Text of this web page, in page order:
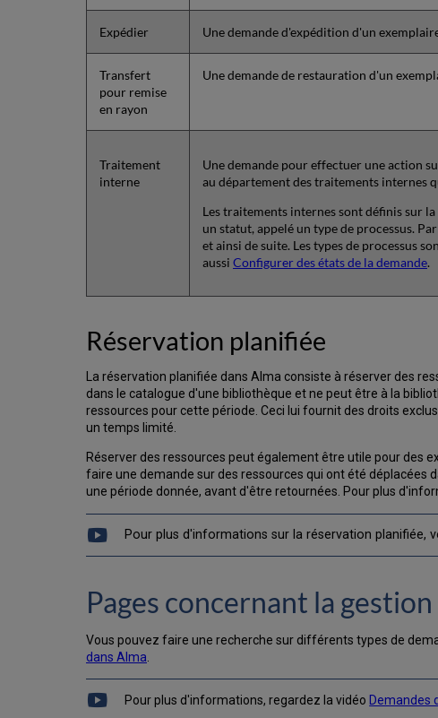
Expédier Une demande d'expédition d'un
Transfert
pour remise
en rayon
Une demande de restauration d'un
Traitement
interne
Une demande pour effectuer une action
au département des traitements internes
Les traitements internes sont définis sur
un statut, appelé un type de processus.
et ainsi de suite. Les types de processus
aussi Configurer des états de la demande.
Réservation planifiée
La réservation planifiée dans Alma consiste à réserver des
dans le catalogue d'une bibliothèque et ne peut être à la
ressources pour cette période. Ceci lui fournit des droits
un temps limité.
Réserver des ressources peut également être utile pour des
faire une demande sur des ressources qui ont été déplacées
une période donnée, avant d'être retournées. Pour plus
Pour plus d'informations sur la réservation planifiée,
Pages concernant la
Vous pouvez faire une recherche sur différents types de
dans Alma
Pour plus d'informations, regardez la vidéo Demandes